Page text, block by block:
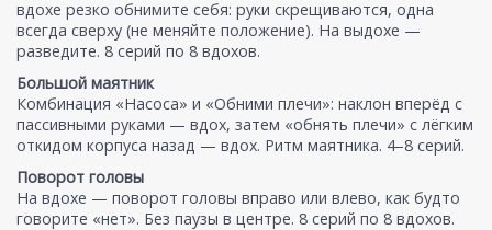
вдохе резко обнимите себя: руки скрещиваются, одна
всегда сверху (не меняйте положение). На выдохе —
разведите. 8 серий по 8 вдохов.
Большой маятник
Комбинация «Насоса» и «Обними плечи»: наклон вперёд с
пассивными руками — вдох, затем «обнять плечи» с лёгким
откидом корпуса назад — вдох. Ритм маятника. 4–8 серий.
Поворот головы
На вдохе — поворот головы вправо или влево, как будто
говорите «нет». Без паузы в центре. 8 серий по 8 вдохов.